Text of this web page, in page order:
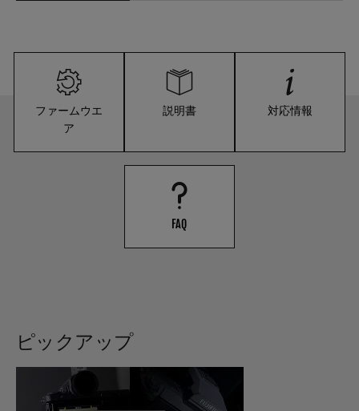
ファームウエ
ア
説明書 対応情報
FAQ
ピックアップ